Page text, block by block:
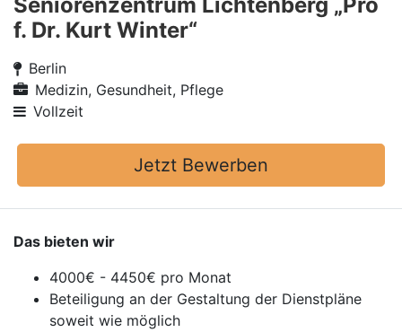
f. Dr. Kurt Winter“
Berlin
Medizin, Gesundheit, Pflege
Vollzeit
Jetzt Bewerben
Das bieten wir
4000€ - 4450€ pro Monat
Beteiligung an der Gestaltung der Dienstpläne
soweit wie möglich